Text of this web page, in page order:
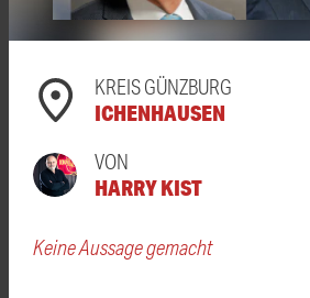
KREIS GÜNZBURG
ICHENHAUSEN
VON
HARRY KIST
Keine Aussage gemacht